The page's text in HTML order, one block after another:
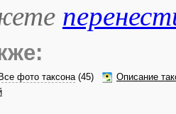
Все фото таксона(45)
Описание